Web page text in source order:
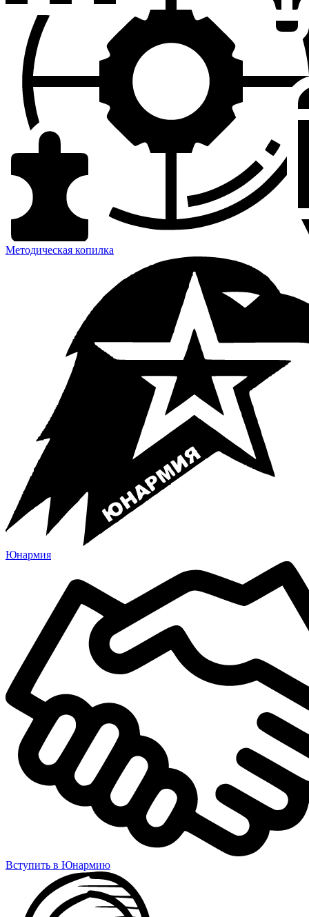
Методическая копилка
Юнармия
Вступить в Юнармию